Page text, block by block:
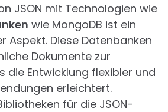
JSON mit Technologien wie
wie MongoDB ist ein
Aspekt. Diese Datenbanken
Dokumente zur
die Entwicklung flexibler und
erleichtert.
für die JSON-